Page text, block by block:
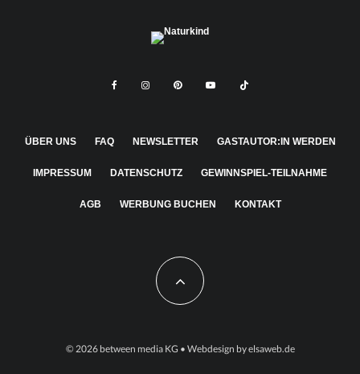
ÜBER UNS FAQ NEWSLETTER GASTAUTOR:IN WERDEN
IMPRESSUM DATENSCHUTZ GEWINNSPIEL-TEILNAHME
AGB WERBUNG BUCHEN KONTAKT
© 2026 between media KG • Webdesign byelsaweb.de